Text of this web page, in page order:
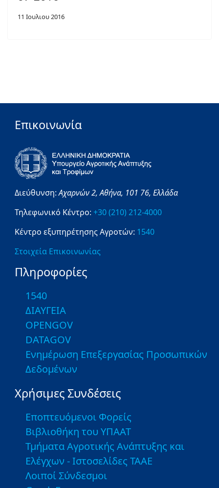
11 Ιουλιου 2016
Επικοινωνία
Διεύθυνση:Αχαρνών 2,Αθήνα, 101 76, Ελλάδα
Τηλεφωνικό Κέντρο: +30 (210) 212-4000
Κέντρο εξυπηρέτησης Αγροτών: 1540
Στοιχεία Επικοινωνίας
Πληροφορίες
1540
ΔΙΑΥΓΕΙΑ
OPENGOV
DATAGOV
Ενημέρωση Επεξεργασίας Προσωπικών
Δεδομένων
Χρήσιμες Συνδέσεις
Εποπτευόμενοι Φορείς
Βιβλιοθήκη του ΥΠΑΑΤ
Τμήματα Αγροτικής Ανάπτυξης και
Ελέγχων - Ιστοσελίδες ΤΑΑΕ
Λοιποί Σύνδεσμοι